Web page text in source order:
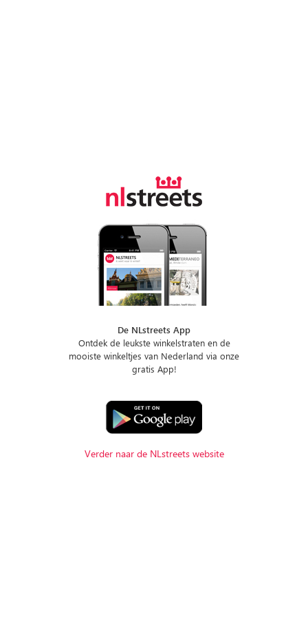
De NLstreets App
Ontdek de leukste winkelstraten en de
mooiste winkeltjes van Nederland via onze
gratis App!
Verder naar de NLstreets website